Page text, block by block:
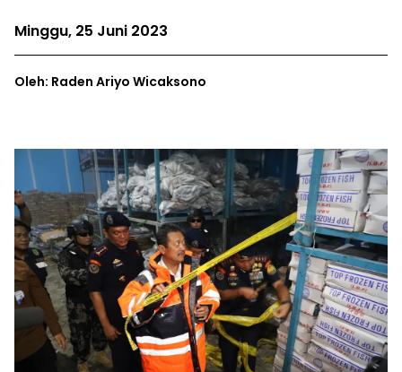
Minggu, 25 Juni 2023
Oleh: Raden Ariyo Wicaksono